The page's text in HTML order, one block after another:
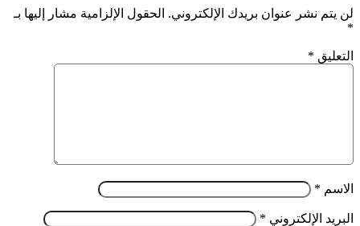
لن يتم نشر عنوان بريدك الإلكتروني. الحقول الإلزامية مشار إليها بـ
*
التعليق *
الاسم *
البريد الإلكتروني *